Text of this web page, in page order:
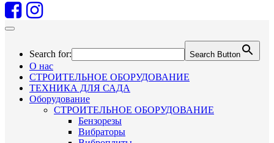
Search for: Search Button
О нас
СТРОИТЕЛЬНОЕ ОБОРУДОВАНИЕ
ТЕХНИКА ДЛЯ САДА
Оборудование
СТРОИТЕЛЬНОЕ ОБОРУДОВАНИЕ
Бензорезы
Вибраторы